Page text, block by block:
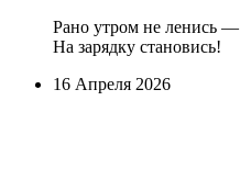
Рано утром не ленись —
На зарядку становись!
16 Апреля 2026